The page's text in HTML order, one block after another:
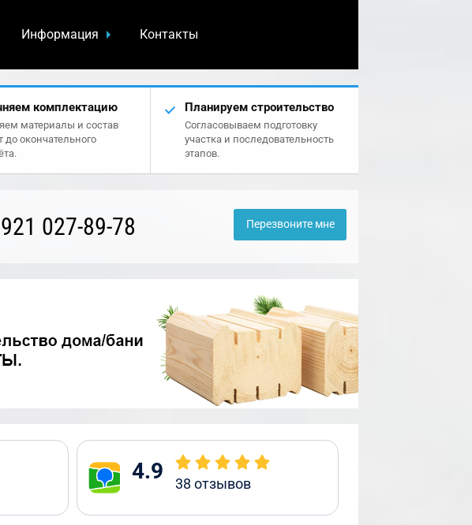
Информация Контакты
комплектацию
материалы и состав
до окончательного
Планируем строительство
Согласовываем подготовку
участка и последовательность
этапов.
027-89-78 Перезвоните мне
4.9 38 отзывов